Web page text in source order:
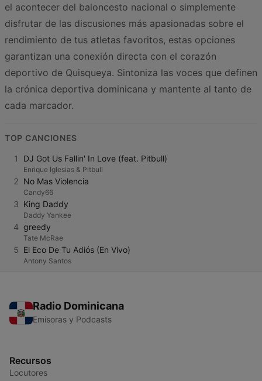
el acontecer del baloncesto nacional o simplemente
disfrutar de las discusiones más apasionadas sobre el
rendimiento de tus atletas favoritos, estas opciones
garantizan una conexión directa con el corazón
deportivo de Quisqueya. Sintoniza las voces que definen
la crónica deportiva dominicana y mantente al tanto de
cada marcador.
TOP CANCIONES
1 DJ Got Us Fallin' In Love (feat. Pitbull)
Enrique Iglesias & Pitbull
2 No Mas Violencia
Candy66
3 King Daddy
Daddy Yankee
4 greedy
Tate McRae
5 El Eco De Tu Adiós (En Vivo)
Antony Santos
Radio Dominicana
Emisoras y Podcasts
Recursos
Locutores